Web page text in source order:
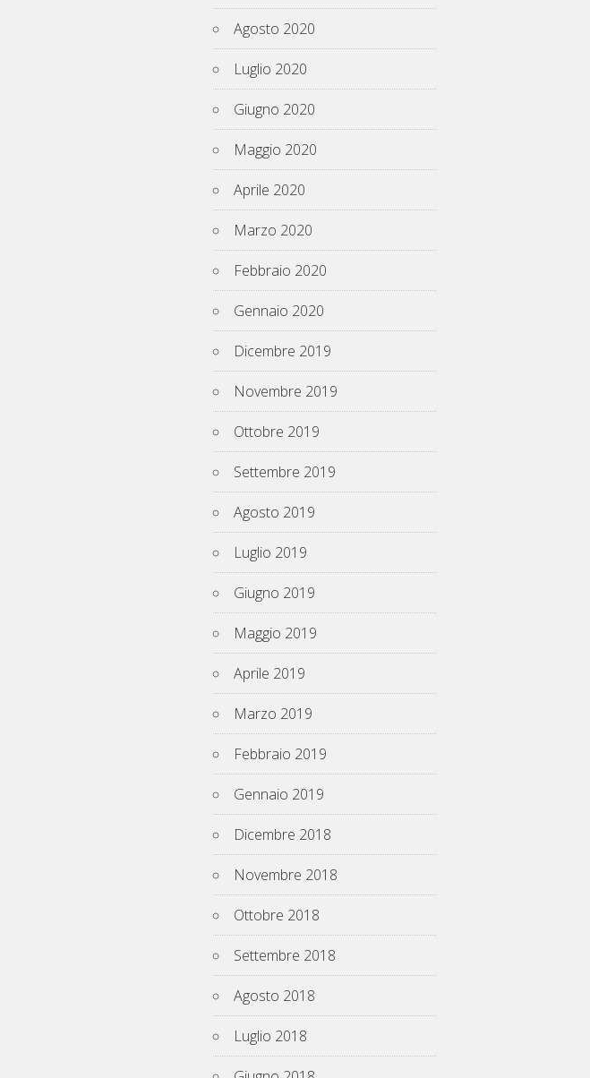
Agosto 2020
Luglio 2020
Giugno 2020
Maggio 2020
Aprile 2020
Marzo 2020
Febbraio 2020
Gennaio 2020
Dicembre 2019
Novembre 2019
Ottobre 2019
Settembre 2019
Agosto 2019
Luglio 2019
Giugno 2019
Maggio 2019
Aprile 2019
Marzo 2019
Febbraio 2019
Gennaio 2019
Dicembre 2018
Novembre 2018
Ottobre 2018
Settembre 2018
Agosto 2018
Luglio 2018